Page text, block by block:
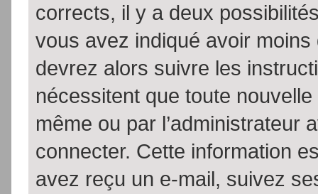
corrects, il y a deux
vous avez indiqué avoir
devrez alors suivre les
nécessitent que toute
même ou par l’administrateur
connecter. Cette information
avez reçu un e-mail, suivez